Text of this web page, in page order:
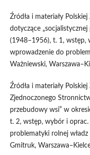
Źródła i materiały
dotyczące
(1948–1956), t. 1, wstęp,
wprowadzenie do
Ważniewski,
Źródła i materiały
Zjednoczonego
przebudowy wsi” w
t. 2, wstęp, wybór i oprac.
problematyki rolnej
Gmitruk,